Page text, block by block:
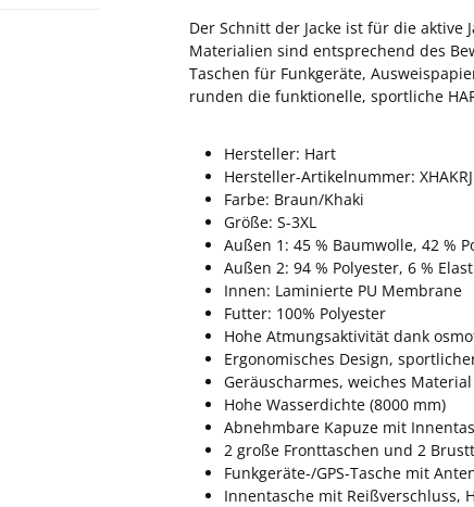
Der Schnitt der Jacke ist für die
Materialien sind entsprechend des
Taschen für Funkgeräte,
runden die funktionelle, sportliche
Hersteller: Hart
Hersteller-Artikelnummer: XHAKRJ
Farbe: Braun/Khaki
Größe: S-3XL
Außen 1: 45 % Baumwolle, 42 %
Außen 2: 94 % Polyester, 6 %
Innen: Laminierte PU Membrane
Futter: 100% Polyester
Hohe Atmungsaktivität dank
Ergonomisches Design,
Geräuscharmes, weiches Material
Hohe Wasserdichte (8000 mm)
Abnehmbare Kapuze mit
2 große Fronttaschen und 2
Funkgeräte-/GPS-Tasche mit
Innentasche mit Reißverschluss,